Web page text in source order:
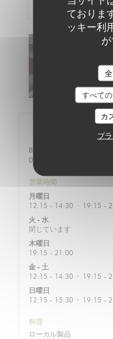
ておりま
ッキー利
が
すべて
カ
プ
メ
80 place de la Fontaine
07570 Desaignes
営業時間
月曜日
12:15 - 14:30 •
19:15 -
火 - 水
閉じています
木曜日
19:15 - 21:00
金 - 土
12:15 - 14:30 •
19:15 -
日曜日
12:15 - 15:30 • 19:15 -
料理
ローカル製品